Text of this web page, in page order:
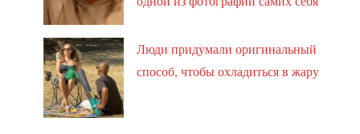
Люди придумали оригинальный
способ, чтобы охладиться в жару